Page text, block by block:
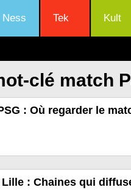
Ness Tek Kult
clé match
: Où regarder le
Lille : Chaines qui